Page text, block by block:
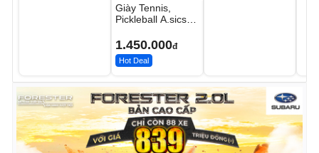
Giày Tennis,
Pickleball A.sics
Các Phối Màu
1.450.000đ
Hot Deal